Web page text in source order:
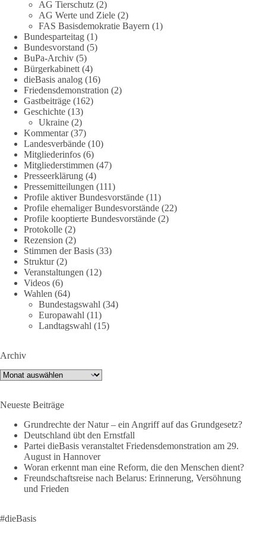
Quellen:
https://apnews.com/article/fauci-diaries-covid-origins-
rand-paul-6b25da9f75a0becbaf2886ab22643e67
https://www.tichyseinblick.de/kolumnen/aus-aller-welt/usa-
tagebuch-fauci-corona-impfung/
#dieBasis #Corona #Aufarbeitung
#Vertrauen
36 60
DieBasis
2 Tage(n) zuvor
🕊 Wir wollen den Krieg mit Russland nicht!
Am 20. Juni 2026 fand in Berlin am Brandenburger Tor die
Demonstration mit dem Motto „Russland ist nicht unser
Feind“ statt.
Hier ein Auszug aus der Rede von der
Bundestagsabgeordneten Sevim Dağdelen (BSW).
„Wir müssen Nein sagen zu diesem stinkenden
Revanchismus!“
si=2b_C6GgNY9EB-rXw
❤️ Wir freuen uns über deine Unterstützung:
https://diebasis.de/spenden/
#dieBasis #frieden #russandistnichtunserFeind #friedenspartei
377 168
AG Tierschutz (2)
AG Werte und Ziele (2)
FAS Basisdemokratie Bayern (1)
Bundesparteitag (1)
Bundesvorstand (5)
BuPa-Archiv (5)
Bürgerkabinett (4)
dieBasis analog (16)
Friedensdemonstration (2)
Gastbeiträge (162)
Geschichte (13)
Ukraine (2)
Kommentar(37)
Landesverbände (10)
Mitgliederinfos (6)
Mitgliederstimmen (47)
Presseerklärung (4)
Pressemitteilungen (111)
Profile aktiver Bundesvorstände (11)
Profile ehemaliger Bundesvorstände (22)
Profile kooptierte Bundesvorstände (2)
Protokolle (2)
Rezension (2)
Stimmen der Basis (33)
Struktur(2)
Veranstaltungen (12)
Videos (6)
Wahlen (64)
Bundestagswahl (34)
Europawahl (11)
Landtagswahl (15)
Archiv
Archiv
Neueste Beiträge
Grundrechte der Natur – ein Angriff auf das Grundgesetz?
Deutschland übt den Ernstfall
Partei dieBasis veranstaltet Friedensdemonstration am 29.
August in Hannover
Woran erkennt man eine Reform, die den Menschen dient?
Freundschaftsreise nach Belarus: Erinnerung, Versöhnung
und Frieden
#dieBasis